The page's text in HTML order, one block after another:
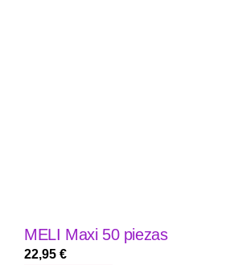
MELI Maxi 50 piezas
22,95 €